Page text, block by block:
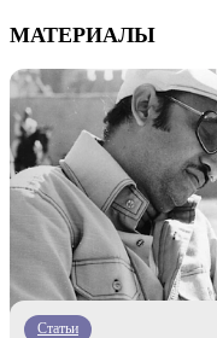
МАТЕРИАЛЫ
Статьи